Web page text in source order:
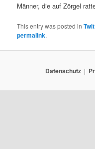
Männer, die auf Zörgel
This entry was posted in
permalink.
Datenschutz